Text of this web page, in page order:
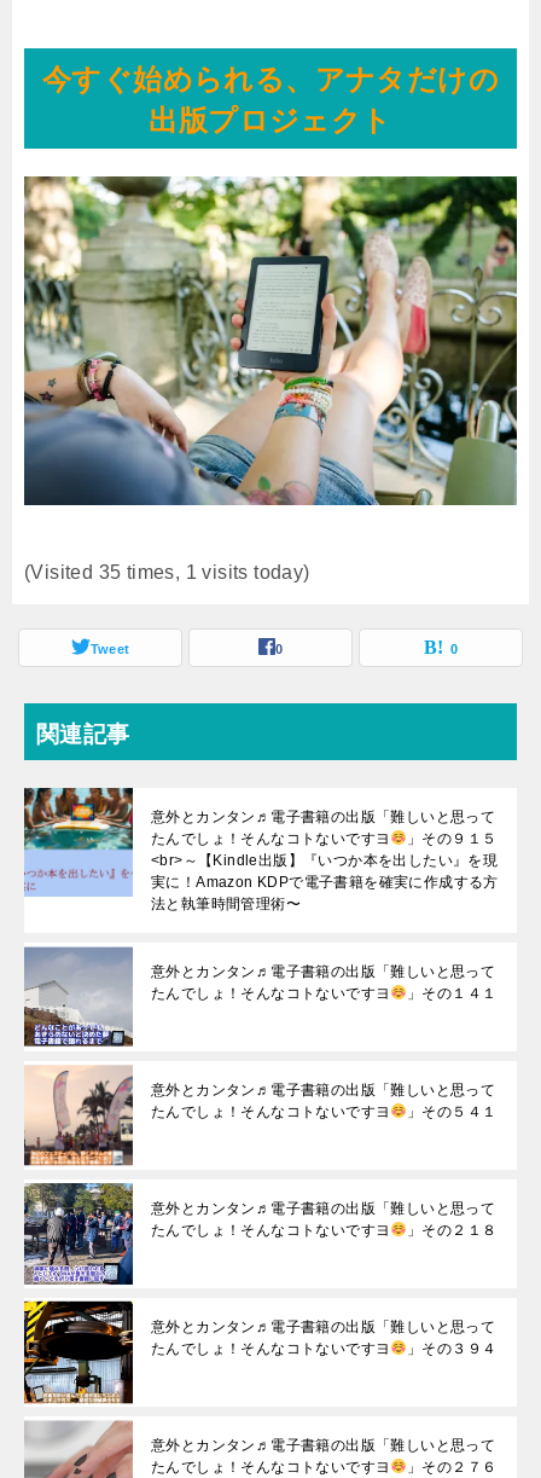
今すぐ始められる、アナタだけの
出版プロジェクト
(Visited 35 times, 1 visits today)
Tweet 0 0
関連記事
意外とカンタン♬電子書籍の出版「難しいと思って
たんでしょ！そんなコトないですヨ
」その９１５
<br>～【Kindle出版】『いつか本を出したい』を現
実に！Amazon KDPで電子書籍を確実に作成する方
法と執筆時間管理術〜
意外とカンタン♬電子書籍の出版「難しいと思って
たんでしょ！そんなコトないですヨ
」その１４１
意外とカンタン♬電子書籍の出版「難しいと思って
たんでしょ！そんなコトないですヨ
」その５４１
意外とカンタン♬電子書籍の出版「難しいと思って
たんでしょ！そんなコトないですヨ
」その２１８
意外とカンタン♬電子書籍の出版「難しいと思って
たんでしょ！そんなコトないですヨ
」その３９４
意外とカンタン♬電子書籍の出版「難しいと思って
たんでしょ！そんなコトないですヨ
」その２７６